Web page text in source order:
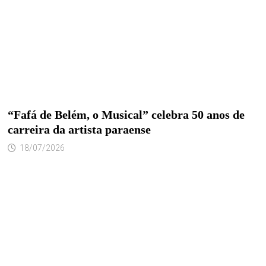
“Fafá de Belém, o Musical” celebra 50 anos de
carreira da artista paraense
18/07/2026